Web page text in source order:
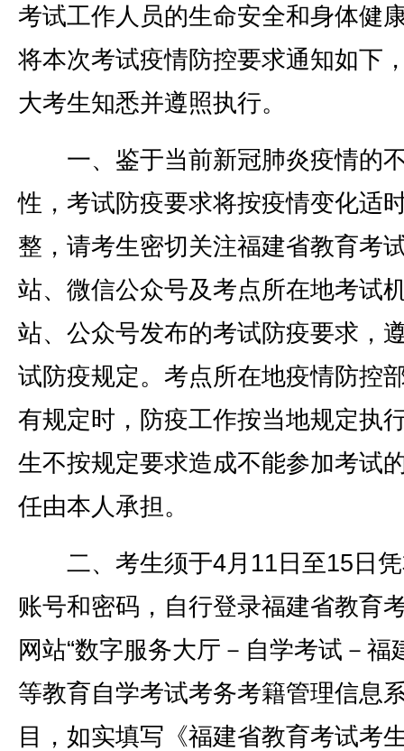
考试工作人员的生命安全和身体健
将本次考试疫情防控要求通知如下
大考生知悉并遵照执行。
一、鉴于当前新冠肺炎疫情的
性，考试防疫要求将按疫情变化适
整，请考生密切关注福建省教育考
站、微信公众号及考点所在地考试
站、公众号发布的考试防疫要求，
试防疫规定。考点所在地疫情防控
有规定时，防疫工作按当地规定执
生不按规定要求造成不能参加考试
任由本人承担。
二、考生须于4月11日至15日凭
账号和密码，自行登录福建省教育
网站“数字服务大厅－自学考试－福
等教育自学考试考务考籍管理信息
目，如实填写《福建省教育考试考